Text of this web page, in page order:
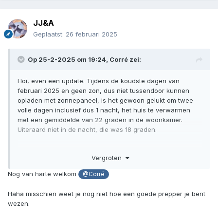
JJ&A
Geplaatst: 26 februari 2025
Op 25-2-2025 om 19:24, Corré zei:
Hoi, even een update. Tijdens de koudste dagen van
februari 2025 en geen zon, dus niet tussendoor kunnen
opladen met zonnepaneel, is het gewoon gelukt om twee
volle dagen inclusief dus 1 nacht, het huis te verwarmen
met een gemiddelde van 22 graden in de woonkamer.
Uiteraard niet in de nacht, die was 18 graden.
zoeken van een vraag op dit forum.
Vergroten
Nog van harte welkom @Corré
Haha misschien weet je nog niet hoe een goede prepper je bent
wezen.